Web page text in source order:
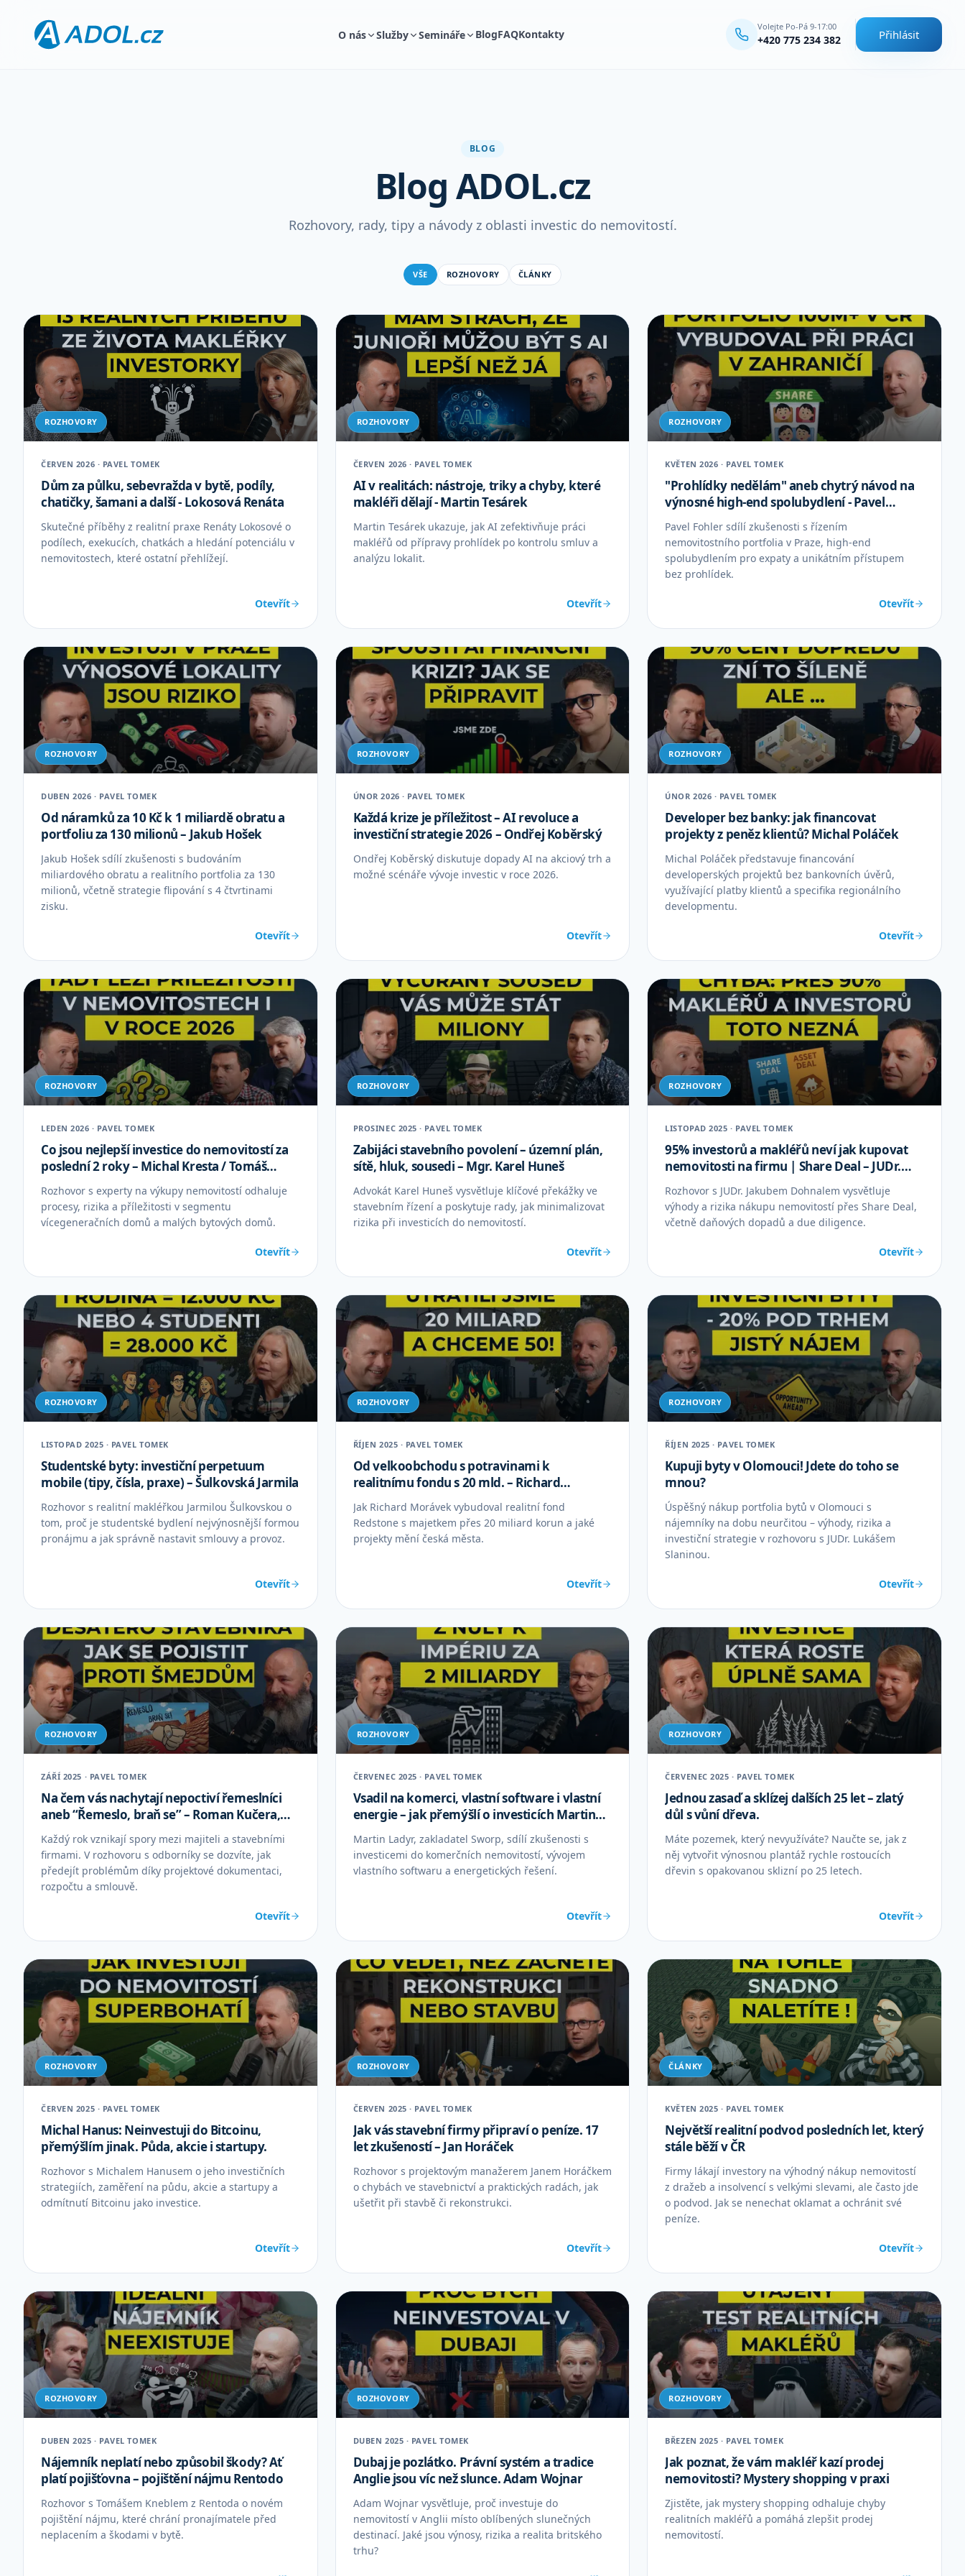
O nás Služby Semináře BlogFAQKontakty
Volejte Po-Pá 9-17:00
+420 775 234 382 Přihlásit
BLOG
Blog ADOL.cz
Rozhovory, rady, tipy a návody z oblasti investic do nemovitostí.
VŠE ROZHOVORY ČLÁNKY
ROZHOVORY
ČERVEN 2026 · PAVEL TOMEK
Dům za půlku, sebevražda v bytě, podíly,
chatičky, šamani a další - Lokosová Renáta
Skutečné příběhy z realitní praxe Renáty Lokosové o
podílech, exekucích, chatkách a hledání potenciálu v
nemovitostech, které ostatní přehlížejí.
Otevřít
ROZHOVORY
ČERVEN 2026 · PAVEL TOMEK
AI v realitách: nástroje, triky a chyby, které
makléři dělají - Martin Tesárek
Martin Tesárek ukazuje, jak AI zefektivňuje práci
makléřů od přípravy prohlídek po kontrolu smluv a
analýzu lokalit.
Otevřít
ROZHOVORY
KVĚTEN 2026 · PAVEL TOMEK
"Prohlídky nedělám" aneb chytrý návod na
výnosné high-end spolubydlení - Pavel
Fohler
Pavel Fohler sdílí zkušenosti s řízením
nemovitostního portfolia v Praze, high-end
spolubydlením pro expaty a unikátním přístupem
bez prohlídek.
Otevřít
ROZHOVORY
DUBEN 2026 · PAVEL TOMEK
Od náramků za 10 Kč k 1 miliardě obratu a
portfoliu za 130 milionů – Jakub Hošek
Jakub Hošek sdílí zkušenosti s budováním
miliardového obratu a realitního portfolia za 130
milionů, včetně strategie flipování s 4 čtvrtinami
zisku.
Otevřít
ROZHOVORY
ÚNOR 2026 · PAVEL TOMEK
Každá krize je příležitost – AI revoluce a
investiční strategie 2026 – Ondřej Koběrský
Ondřej Koběrský diskutuje dopady AI na akciový trh a
možné scénáře vývoje investic v roce 2026.
Otevřít
ROZHOVORY
ÚNOR 2026 · PAVEL TOMEK
Developer bez banky: jak financovat
projekty z peněz klientů? Michal Poláček
Michal Poláček představuje financování
developerských projektů bez bankovních úvěrů,
využívající platby klientů a specifika regionálního
developmentu.
Otevřít
ROZHOVORY
LEDEN 2026 · PAVEL TOMEK
Co jsou nejlepší investice do nemovitostí za
poslední 2 roky – Michal Kresta / Tomáš
Kedzior
Rozhovor s experty na výkupy nemovitostí odhaluje
procesy, rizika a příležitosti v segmentu
vícegeneračních domů a malých bytových domů.
Otevřít
ROZHOVORY
PROSINEC 2025 · PAVEL TOMEK
Zabijáci stavebního povolení – územní plán,
sítě, hluk, sousedi – Mgr. Karel Huneš
Advokát Karel Huneš vysvětluje klíčové překážky ve
stavebním řízení a poskytuje rady, jak minimalizovat
rizika při investicích do nemovitostí.
Otevřít
ROZHOVORY
LISTOPAD 2025 · PAVEL TOMEK
95% investorů a makléřů neví jak kupovat
nemovitosti na firmu | Share Deal – JUDr.
Jakub Dohnal
Rozhovor s JUDr. Jakubem Dohnalem vysvětluje
výhody a rizika nákupu nemovitostí přes Share Deal,
včetně daňových dopadů a due diligence.
Otevřít
ROZHOVORY
LISTOPAD 2025 · PAVEL TOMEK
Studentské byty: investiční perpetuum
mobile (tipy, čísla, praxe) – Šulkovská Jarmila
Rozhovor s realitní makléřkou Jarmilou Šulkovskou o
tom, proč je studentské bydlení nejvýnosnější formou
pronájmu a jak správně nastavit smlouvy a provoz.
Otevřít
ROZHOVORY
ŘÍJEN 2025 · PAVEL TOMEK
Od velkoobchodu s potravinami k
realitnímu fondu s 20 mld. – Richard
Morávek REDSTONE
Jak Richard Morávek vybudoval realitní fond
Redstone s majetkem přes 20 miliard korun a jaké
projekty mění česká města.
Otevřít
ROZHOVORY
ŘÍJEN 2025 · PAVEL TOMEK
Kupuji byty v Olomouci! Jdete do toho se
mnou?
Úspěšný nákup portfolia bytů v Olomouci s
nájemníky na dobu neurčitou – výhody, rizika a
investiční strategie v rozhovoru s JUDr. Lukášem
Slaninou.
Otevřít
ROZHOVORY
ZÁŘÍ 2025 · PAVEL TOMEK
Na čem vás nachytají nepoctiví řemeslníci
aneb “Řemeslo, braň se” – Roman Kučera,
Eva Kopecká
Každý rok vznikají spory mezi majiteli a stavebními
firmami. V rozhovoru s odborníky se dozvíte, jak
předejít problémům díky projektové dokumentaci,
rozpočtu a smlouvě.
Otevřít
ROZHOVORY
ČERVENEC 2025 · PAVEL TOMEK
Vsadil na komerci, vlastní software i vlastní
energie – jak přemýšlí o investicích Martin
Ladyr
Martin Ladyr, zakladatel Sworp, sdílí zkušenosti s
investicemi do komerčních nemovitostí, vývojem
vlastního softwaru a energetických řešení.
Otevřít
ROZHOVORY
ČERVENEC 2025 · PAVEL TOMEK
Jednou zasaď a sklízej dalších 25 let – zlatý
důl s vůní dřeva.
Máte pozemek, který nevyužíváte? Naučte se, jak z
něj vytvořit výnosnou plantáž rychle rostoucích
dřevin s opakovanou sklizní po 25 letech.
Otevřít
ROZHOVORY
ČERVEN 2025 · PAVEL TOMEK
Michal Hanus: Neinvestuji do Bitcoinu,
přemýšlím jinak. Půda, akcie i startupy.
Rozhovor s Michalem Hanusem o jeho investičních
strategiích, zaměření na půdu, akcie a startupy a
odmítnutí Bitcoinu jako investice.
Otevřít
ROZHOVORY
ČERVEN 2025 · PAVEL TOMEK
Jak vás stavební firmy připraví o peníze. 17
let zkušeností – Jan Horáček
Rozhovor s projektovým manažerem Janem Horáčkem
o chybách ve stavebnictví a praktických radách, jak
ušetřit při stavbě či rekonstrukci.
Otevřít
ČLÁNKY
KVĚTEN 2025 · PAVEL TOMEK
Největší realitní podvod posledních let, který
stále běží v ČR
Firmy lákají investory na výhodný nákup nemovitostí
z dražeb a insolvencí s velkými slevami, ale často jde
o podvod. Jak se nenechat oklamat a ochránit své
peníze.
Otevřít
ROZHOVORY
DUBEN 2025 · PAVEL TOMEK
Nájemník neplatí nebo způsobil škody? Ať
platí pojišťovna – pojištění nájmu Rentodo
Rozhovor s Tomášem Kneblem z Rentoda o novém
pojištění nájmu, které chrání pronajímatele před
neplacením a škodami v bytě.
ROZHOVORY
DUBEN 2025 · PAVEL TOMEK
Dubaj je pozlátko. Právní systém a tradice
Anglie jsou víc než slunce. Adam Wojnar
Adam Wojnar vysvětluje, proč investuje do
nemovitostí v Anglii místo oblíbených slunečných
destinací. Jaké jsou výnosy, rizika a realita britského
trhu?
ROZHOVORY
BŘEZEN 2025 · PAVEL TOMEK
Jak poznat, že vám makléř kazí prodej
nemovitosti? Mystery shopping v praxi
Zjistěte, jak mystery shopping odhaluje chyby
realitních makléřů a pomáhá zlepšit prodej
nemovitostí.